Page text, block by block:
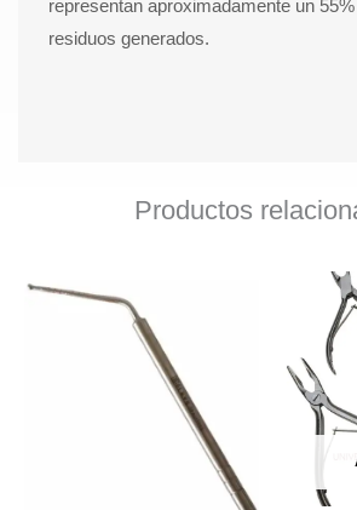
representan aproximadamente un
residuos generados.
Productos